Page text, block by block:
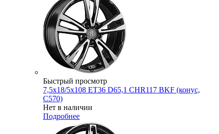
Быстрый просмотр
7,5x18/5x108 ET36 D65,1 CHR117 BKF (конус,
C570)
Нет в наличии
Подробнее